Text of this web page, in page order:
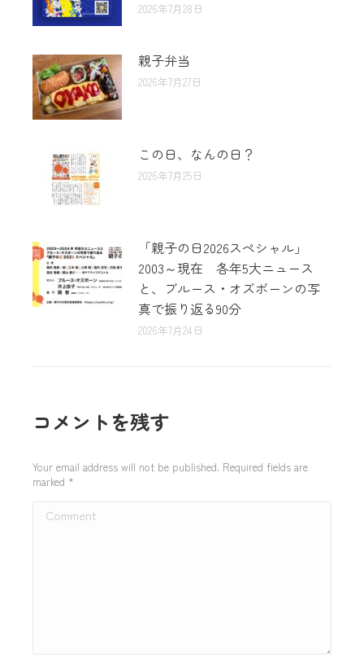
2026年7月28日
親子弁当
2026年7月27日
この日、なんの日？
2026年7月25日
「親子の日2026スペシャル」
2003～現在 各年5大ニュース
と、ブルース・オズボーンの写
真で振り返る90分
2026年7月24日
コメントを残す
Your email address will not be published. Required fields are
marked *
Comment